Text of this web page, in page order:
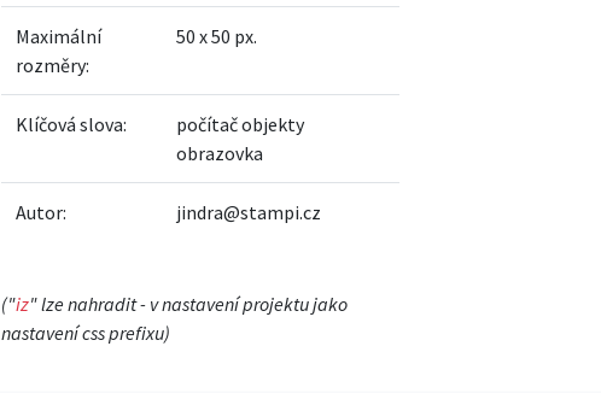
Maximální
rozměry:
50 x 50 px.
Klíčová slova:
počítač objekty
obrazovka
Autor: jindra@stampi.cz
("iz" lze nahradit - v nastavení projektu jako
nastavení css prefixu)